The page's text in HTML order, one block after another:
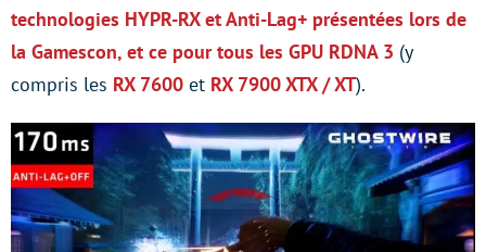
technologies HYPR-RX et Anti-Lag+ présentées lors de
la Gamescon, et ce pour tous les GPU RDNA 3 (y
compris les RX 7600 et RX 7900 XTX / XT).